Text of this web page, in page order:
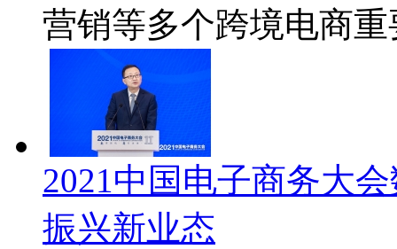
营销等多个跨境电商重
2021中国电子商务大
振兴新业态